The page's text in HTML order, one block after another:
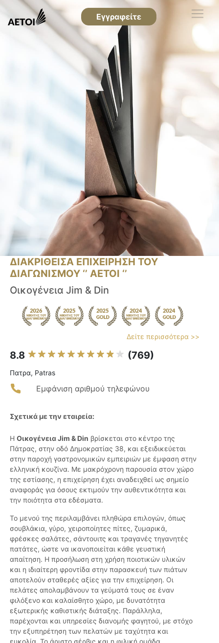
Εγγραφείτε
ΔΙΑΚΡΙΘΕΙΣΑ ΕΠΙΧΕΙΡΗΣΗ ΤΟΥ
ΔΙΑΓΩΝΙΣΜΟΥ ‘’ ΑΕΤΟΙ ‘’
Οικογένεια Jim & Din
Δείτε περισσότερα >>
8.8 (769)
Πατρα, Patras
Εμφάνιση αριθμού τηλεφώνου
Σχετικά με την εταιρεία:
Η Οικογένεια Jim & Din βρίσκεται στο κέντρο της
Πάτρας, στην οδό Δημοκρατίας 38, και εξειδικεύεται
στην παροχή γαστρονομικών εμπειριών με έμφαση στην
ελληνική κουζίνα. Με μακρόχρονη παρουσία στον χώρο
της εστίασης, η επιχείρηση έχει αναδειχθεί ως σημείο
αναφοράς για όσους εκτιμούν την αυθεντικότητα και
την ποιότητα στα εδέσματα.
Το μενού της περιλαμβάνει πληθώρα επιλογών, όπως
σουβλάκια, γύρο, χειροποίητες πίτες, ζυμαρικά,
φρέσκες σαλάτες, σάντουιτς και τραγανές τηγανητές
πατάτες, ώστε να ικανοποιείται κάθε γευστική
απαίτηση. Η προσήλωση στη χρήση ποιοτικών υλικών
και η ιδιαίτερη φροντίδα στην παρασκευή των πιάτων
αποτελούν σταθερές αξίες για την επιχείρηση. Οι
πελάτες απολαμβάνουν τα γεύματά τους σε έναν
φιλόξενο και καλαίσθητο χώρο, με δυνατότητα
εξωτερικής καθιστικής διάταξης. Παράλληλα,
παρέχονται και υπηρεσίες διανομής φαγητού, με στόχο
την εξυπηρέτηση των πελατών με ταχύτητα και
ευκολία. Το άριστο σέρβις και η φιλική ομάδα